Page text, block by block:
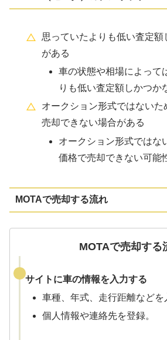
思っていたよりも低い査定額
がある
車の状態や相場によって
りも低い査定額しかつか
オークション形式ではないた
売却できない場合がある
オークション形式ではな
価格で売却できない可能
MOTAで売却する流れ
MOTAで売却する
サイトに車の情報を入力する
車種、年式、走行距離などを
個人情報や連絡先を登録。